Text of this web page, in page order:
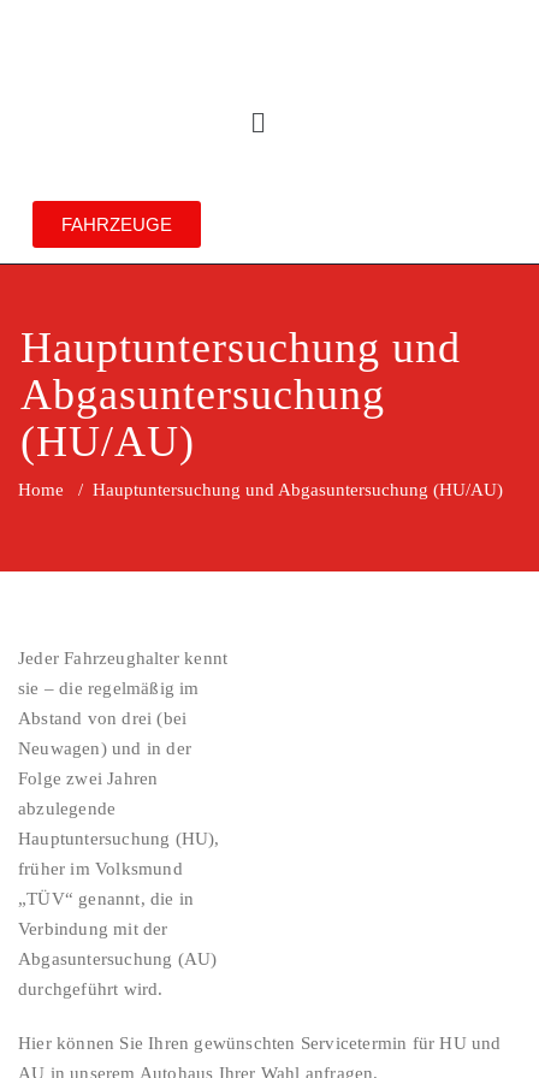
FAHRZEUGE
Hauptuntersuchung und
Abgasuntersuchung
(HU/AU)
Home / Hauptuntersuchung und Abgasuntersuchung (HU/AU)
Jeder Fahrzeughalter kennt
sie – die regelmäßig im
Abstand von drei (bei
Neuwagen) und in der
Folge zwei Jahren
abzulegende
Hauptuntersuchung (HU),
früher im Volksmund
„TÜV“ genannt, die in
Verbindung mit der
Abgasuntersuchung (AU)
durchgeführt wird.
Hier können Sie Ihren gewünschten Servicetermin für HU und
AU in unserem Autohaus Ihrer Wahl anfragen.